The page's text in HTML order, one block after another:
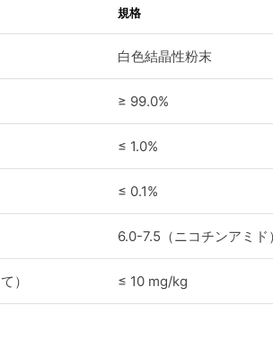
規格
白色結晶性粉末
≥ 99.0%
≤ 1.0%
≤ 0.1%
6.0-7.5（ニコチンアミド
） ≤ 10 mg/kg